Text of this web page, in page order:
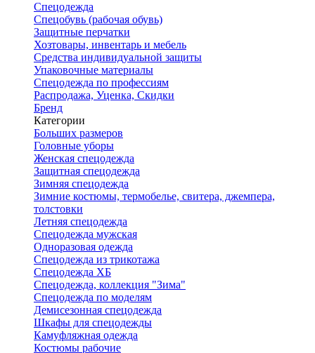
Спецодежда
Спецобувь (рабочая обувь)
Защитные перчатки
Хозтовары, инвентарь и мебель
Средства индивидуальной защиты
Упаковочные материалы
Спецодежда по профессиям
Распродажа, Уценка, Скидки
Бренд
Категории
Больших размеров
Головные уборы
Женская спецодежда
Защитная спецодежда
Зимняя спецодежда
Зимние костюмы, термобелье, свитера, джемпера,
толстовки
Летняя спецодежда
Спецодежда мужская
Одноразовая одежда
Спецодежда из трикотажа
Спецодежда ХБ
Спецодежда, коллекция "Зима"
Спецодежда по моделям
Демисезонная спецодежда
Шкафы для спецодежды
Камуфляжная одежда
Костюмы рабочие